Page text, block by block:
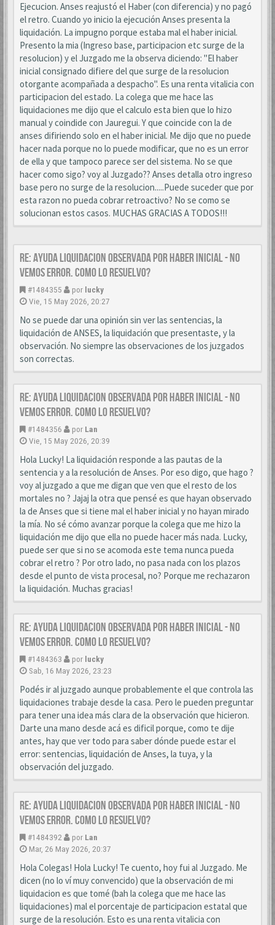
Ejecucion. Anses reajustó el Haber (con diferencia) y no pagó
el retro. Cuando yo inicio la ejecución Anses presenta la
liquidación. La impugno porque estaba mal el haber inicial.
Presento la mia (Ingreso base, participacion etc surge de la
resolucion) y el Juzgado me la observa diciendo: "El haber
inicial consignado difiere del que surge de la resolucion
otorgante acompañada a despacho". Es una renta vitalicia con
participacion del estado. La colega que me hace las
liquidaciones me dijo que el calculo esta bien que lo hizo
manual y coindide con Jauregui. Y que coincide con la de
anses difiriendo solo en el haber inicial. Me dijo que no puede
hacer nada porque no lo puede modificar, que no es un error
de ella y que tampoco parece ser del sistema. No se que
hacer como sigo? voy al Juzgado?? Anses detalla otro ingreso
base pero no surge de la resolucion.....Puede suceder que por
esta razon no pueda cobrar retroactivo? No se como se
solucionan estos casos. MUCHAS GRACIAS A TODOS!!!
Re: AYUDA LIQUIDACION OBSERVADA POR HABER INICIAL - NO
VEMOS ERROR. COMO LO RESUELVO?
#1484355 por lucky
Vie, 15 May 2026, 20:27
No se puede dar una opinión sin ver las sentencias, la
liquidación de ANSES, la liquidación que presentaste, y la
observación. No siempre las observaciones de los juzgados
son correctas.
Re: AYUDA LIQUIDACION OBSERVADA POR HABER INICIAL - NO
VEMOS ERROR. COMO LO RESUELVO?
#1484356 por Lan
Vie, 15 May 2026, 20:39
Hola Lucky! La liquidación responde a las pautas de la
sentencia y a la resolución de Anses. Por eso digo, que hago ?
voy al juzgado a que me digan que ven que el resto de los
mortales no ? Jajaj la otra que pensé es que hayan observado
la de Anses que si tiene mal el haber inicial y no hayan mirado
la mía. No sé cómo avanzar porque la colega que me hizo la
liquidación me dijo que ella no puede hacer más nada. Lucky,
puede ser que si no se acomoda este tema nunca pueda
cobrar el retro ? Por otro lado, no pasa nada con los plazos
desde el punto de vista procesal, no? Porque me rechazaron
la liquidación. Muchas gracias!
Re: AYUDA LIQUIDACION OBSERVADA POR HABER INICIAL - NO
VEMOS ERROR. COMO LO RESUELVO?
#1484363 por lucky
Sab, 16 May 2026, 23:23
Podés ir al juzgado aunque probablemente el que controla las
liquidaciones trabaje desde la casa. Pero le pueden preguntar
para tener una idea más clara de la observación que hicieron.
Darte una mano desde acá es dificil porque, como te dije
antes, hay que ver todo para saber dónde puede estar el
error: sentencias, liquidación de Anses, la tuya, y la
observación del juzgado.
Re: AYUDA LIQUIDACION OBSERVADA POR HABER INICIAL - NO
VEMOS ERROR. COMO LO RESUELVO?
#1484392 por Lan
Mar, 26 May 2026, 20:37
Hola Colegas! Hola Lucky! Te cuento, hoy fui al Juzgado. Me
dicen (no lo ví muy convencido) que la observación de mi
liquidacion es que tomé (bah la colega que me hace las
liquidaciones) mal el porcentaje de participacion estatal que
surge de la resolución. Esto es una renta vitalicia con